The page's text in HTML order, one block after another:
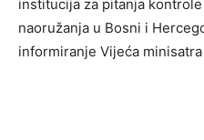
institucija za pitanja
naoružanja u Bosni i
informiranje Vijeća minisatra